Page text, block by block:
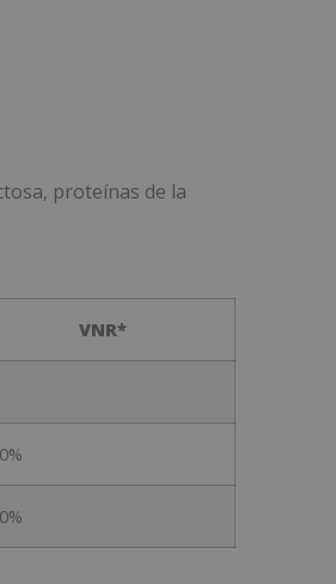
proteínas de la
VNR*